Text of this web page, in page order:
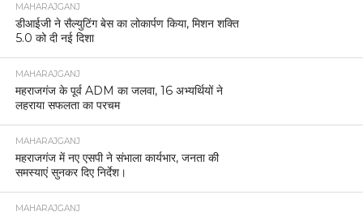
MAHARAJGANJ
डीआईजी ने सैल्युटिंग बेस का लोकार्पण किया, मिशन शक्ति
5.0 को दी नई दिशा
MAHARAJGANJ
महराजगंज के पूर्व ADM का जलवा, 16 अभ्यर्थियों ने
लहराया सफलता का परचम
MAHARAJGANJ
महराजगंज में नए एसपी ने संभाला कार्यभार, जनता की
समस्याएं सुनकर दिए निर्देश।
MAHARAJGANJ